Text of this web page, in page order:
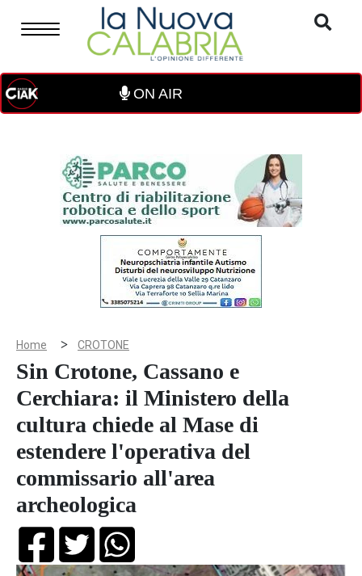
ON AIR
Home > CROTONE
Sin Crotone, Cassano e
Cerchiara: il Ministero della
cultura chiede al Mase di
estendere l'operativa del
commissario all'area
archeologica